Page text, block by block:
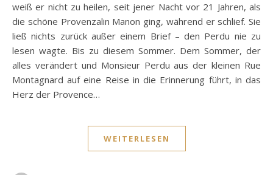
weiß er nicht zu heilen, seit jener Nacht vor 21 Jahren, als
die schöne Provenzalin Manon ging, während er schlief. Sie
ließ nichts zurück außer einem Brief – den Perdu nie zu
lesen wagte. Bis zu diesem Sommer. Dem Sommer, der
alles verändert und Monsieur Perdu aus der kleinen Rue
Montagnard auf eine Reise in die Erinnerung führt, in das
Herz der Provence…
WEITERLESEN